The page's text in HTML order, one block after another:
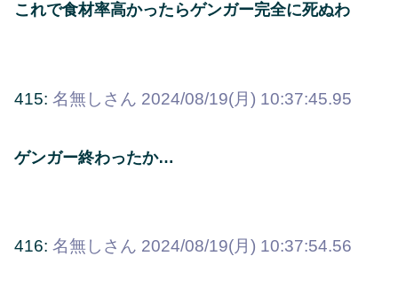
これで食材率高かったらゲンガー完全に死ぬわ
415: 名無しさん 2024/08/19(月) 10:37:45.95
ゲンガー終わったか…
416: 名無しさん 2024/08/19(月) 10:37:54.56